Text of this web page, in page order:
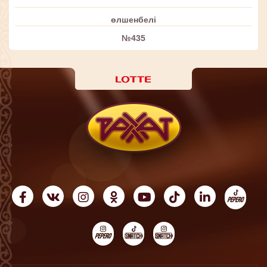
өлшенбелі
№435